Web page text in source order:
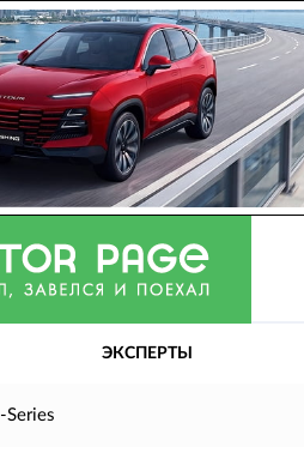
ЭКСПЕРТЫ
Series